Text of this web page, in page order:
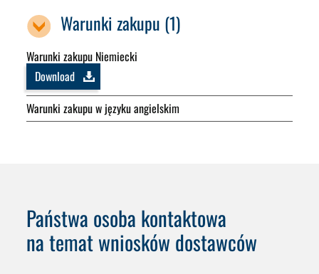
Warunki zakupu (1)
Warunki zakupu Niemiecki
Download
Warunki zakupu w języku angielskim
Państwa osoba kontaktowa
na temat wniosków dostawców